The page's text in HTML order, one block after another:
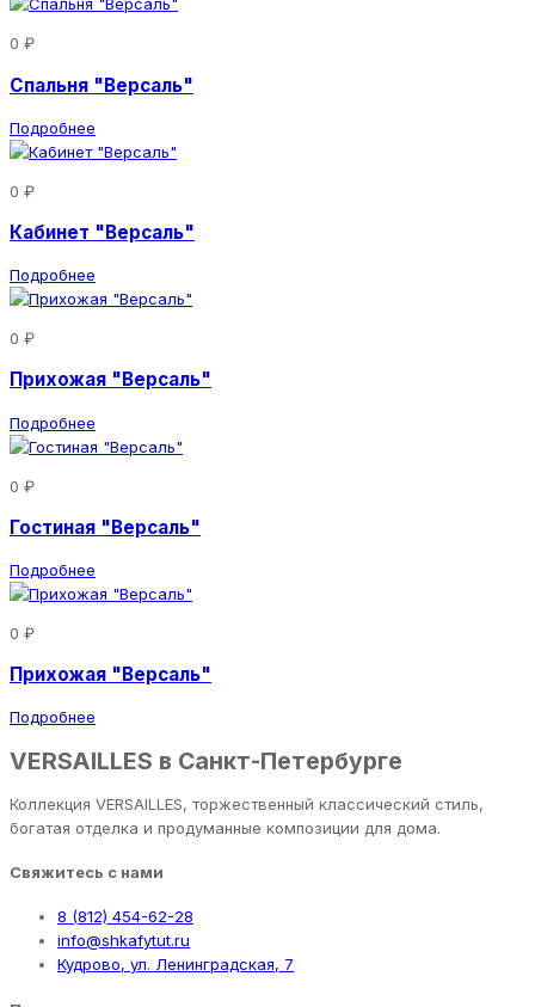
0 ₽
Спальня "Версаль"
Подробнее
0 ₽
Кабинет "Версаль"
Подробнее
0 ₽
Прихожая "Версаль"
Подробнее
0 ₽
Гостиная "Версаль"
Подробнее
0 ₽
Прихожая "Версаль"
Подробнее
VERSAILLES в Санкт-Петербурге
Коллекция VERSAILLES, торжественный классический стиль,
богатая отделка и продуманные композиции для дома.
Свяжитесь с нами
8 (812) 454-62-28
info@shkafytut.ru
Кудрово, ул. Ленинградская, 7